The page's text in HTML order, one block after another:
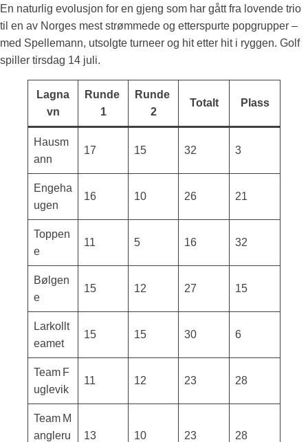
En naturlig evolusjon for en gjeng som har gått fra lovende trio
til en av Norges mest strømmede og etterspurte popgrupper –
med Spellemann, utsolgte turneer og hit etter hit i ryggen. Golf
spiller tirsdag 14 juli.
Lagna
vn
Runde
1
Runde
2
Totalt Plass
Hausm
ann
17 15 32 3
Engeha
ugen
16 10 26 21
Toppen
e
11 5 16 32
Bølgen
e
15 12 27 15
Larkollt
eamet
15 15 30 6
Team F
uglevik
11 12 23 28
Team M
angleru
13 10 23 28